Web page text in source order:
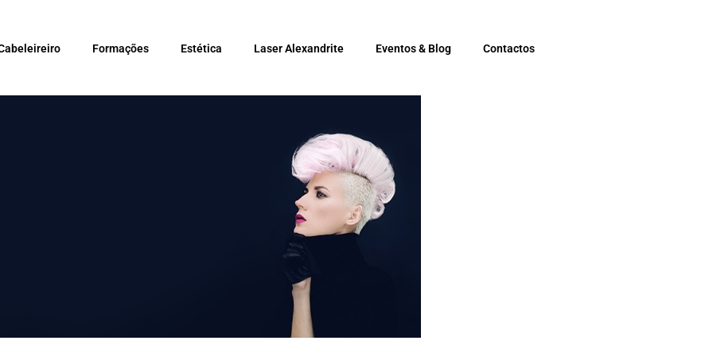
Formações Estética Laser Alexandrite Eventos & Blog Contactos